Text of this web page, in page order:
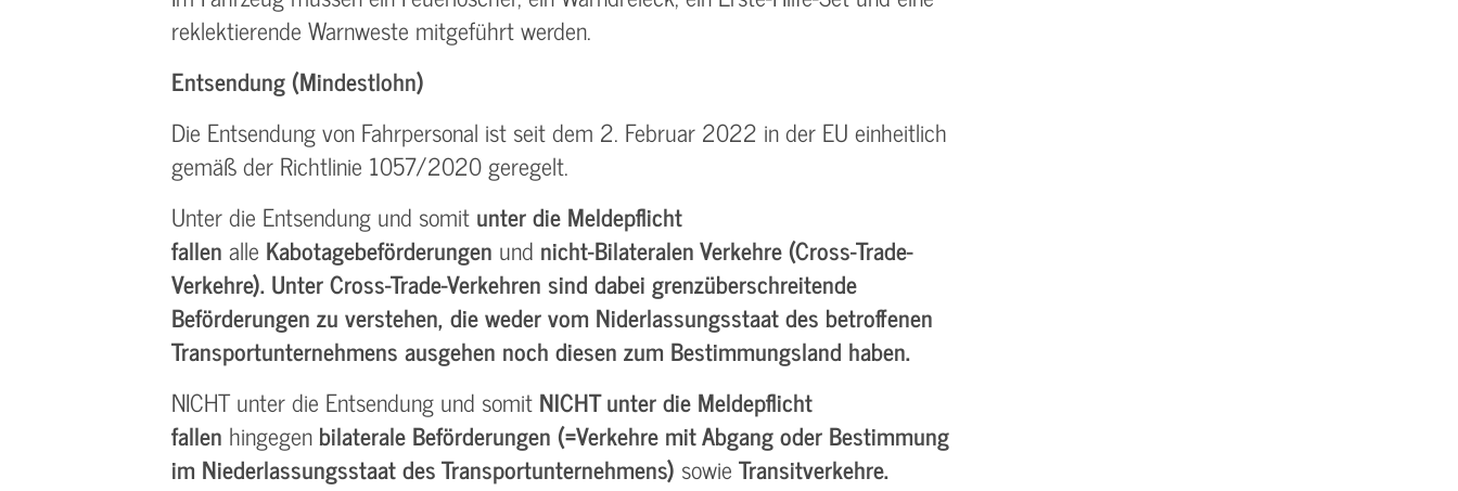
reklektierende Warnweste mitgeführt werden.
Entsendung (Mindestlohn)
Die Entsendung von Fahrpersonal ist seit dem 2. Februar 2022 in der EU einheitlich
gemäß der Richtlinie 1057/2020 geregelt.
Unter die Entsendung und somitunter die Meldepflicht
fallenalle Kabotagebeförderungen und nicht-Bilateralen Verkehre (Cross-Trade-
Verkehre). Unter Cross-Trade-Verkehren sind dabei grenzüberschreitende
Beförderungen zu verstehen, die weder vom Niderlassungsstaat des betroffenen
Transportunternehmens ausgehen noch diesen zum Bestimmungsland haben.
NICHT unter die Entsendung und somitNICHT unter die Meldepflicht
fallen hingegenbilaterale Beförderungen (=Verkehre mit Abgang oder Bestimmung
im Niederlassungsstaat des Transportunternehmens) sowieTransitverkehre.